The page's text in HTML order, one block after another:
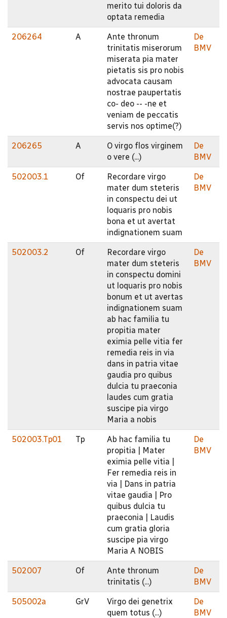
merito tui doloris da
optata remedia
206264 A
Ante thronum
trinitatis miserorum
miserata pia mater
pietatis sis pro nobis
advocata causam
nostrae paupertatis
co- deo -- -ne et
veniam de peccatis
servis nos optime(?)
De
BMV
206265 A
O virgo flos virginem
o vere (...)
De
BMV
502003.1 Of
Recordare virgo
mater dum steteris
in conspectu dei ut
loquaris pro nobis
bona et ut avertat
indignationem suam
De
BMV
502003.2 Of
Recordare virgo
mater dum steteris
in conspectu domini
ut loquaris pro nobis
bonum et ut avertas
indignationem suam
ab hac familia tu
propitia mater
eximia pelle vitia fer
remedia reis in via
dans in patria vitae
gaudia pro quibus
dulcia tu praeconia
laudes cum gratia
suscipe pia virgo
Maria a nobis
De
BMV
502003.Tp01 Tp
Ab hac familia tu
propitia | Mater
eximia pelle vitia |
Fer remedia reis in
via | Dans in patria
vitae gaudia | Pro
quibus dulcia tu
praeconia | Laudis
cum gratia gloria
suscipe pia virgo
Maria A NOBIS
De
BMV
502007 Of
Ante thronum
trinitatis (...)
De
BMV
505002a GrV
Virgo dei genetrix
quem totus (...)
De
BMV